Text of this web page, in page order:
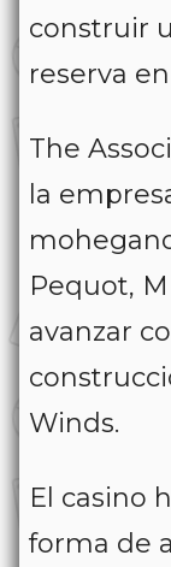
construir
reserva
The
la
Pequot,
avanzar
Winds.
El casino
forma de